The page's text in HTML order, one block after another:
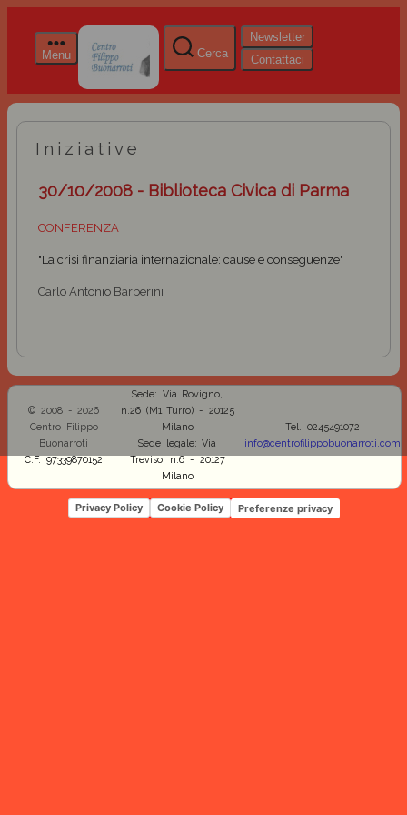
Menu Cerca
Newsletter
Contattaci
Iniziative
30/10/2008 - Biblioteca Civica di Parma
CONFERENZA
"La crisi finanziaria internazionale: cause e conseguenze"
Carlo Antonio Barberini
© 2008 - 2026
Centro Filippo
Buonarroti
C.F. 97339870152
Sede: Via Rovigno,
n.26 (M1 Turro) - 20125
Milano
Sede legale: Via
Treviso, n.6 - 20127
Milano
Tel. 0245491072
info@centrofilippobuonarroti.com
Privacy Policy Cookie Policy Preferenze privacy